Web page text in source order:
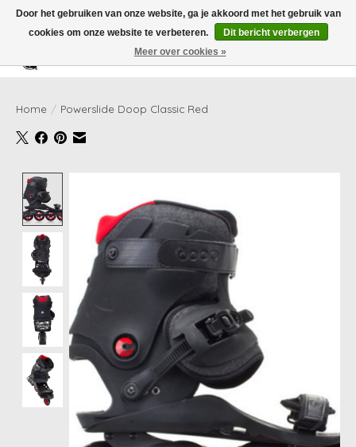
Verlanglijst
Home / Powerslide Doop Classic Red
Door het gebruiken van onze website, ga je akkoord met het gebruik van
cookies om onze website te verbeteren.
Dit bericht verbergen
Meer over cookies »